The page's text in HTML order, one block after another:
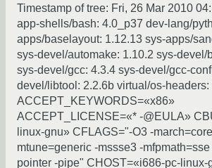
Timestamp of tree: Fri, 26 Mar 2010
app-shells/bash: 4.0_p37 dev-lang/
apps/baselayout: 1.12.13 sys-apps/
sys-devel/automake: 1.10.2 sys-devel/
sys-devel/gcc: 4.3.4 sys-devel/gcc-
devel/libtool: 2.2.6b virtual/os-headers:
ACCEPT_KEYWORDS=«x86»
ACCEPT_LICENSE=«* -@EULA»
linux-gnu» CFLAGS="-O3 -
mtune=generic -mssse3 -
pointer -pipe" CHOST=«i686-pc-linux-